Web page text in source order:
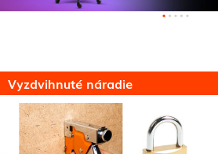
Vyzdvihnuté náradie